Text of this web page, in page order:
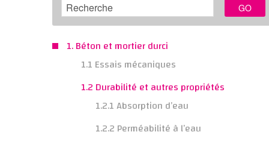
GO
1. Béton et mortier durci
1.1 Essais mécaniques
1.2 Durabilité et autres propriétés
1.2.1 Absorption d’eau
1.2.2 Perméabilité à l’eau